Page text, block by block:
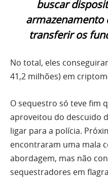
buscar
armazenamento
transferir os
No total, eles
41,2 milhões) em
O sequestro só teve fim
aproveitou do descuido
ligar para a polícia.
encontraram uma mala
abordagem, mas não
sequestradores em